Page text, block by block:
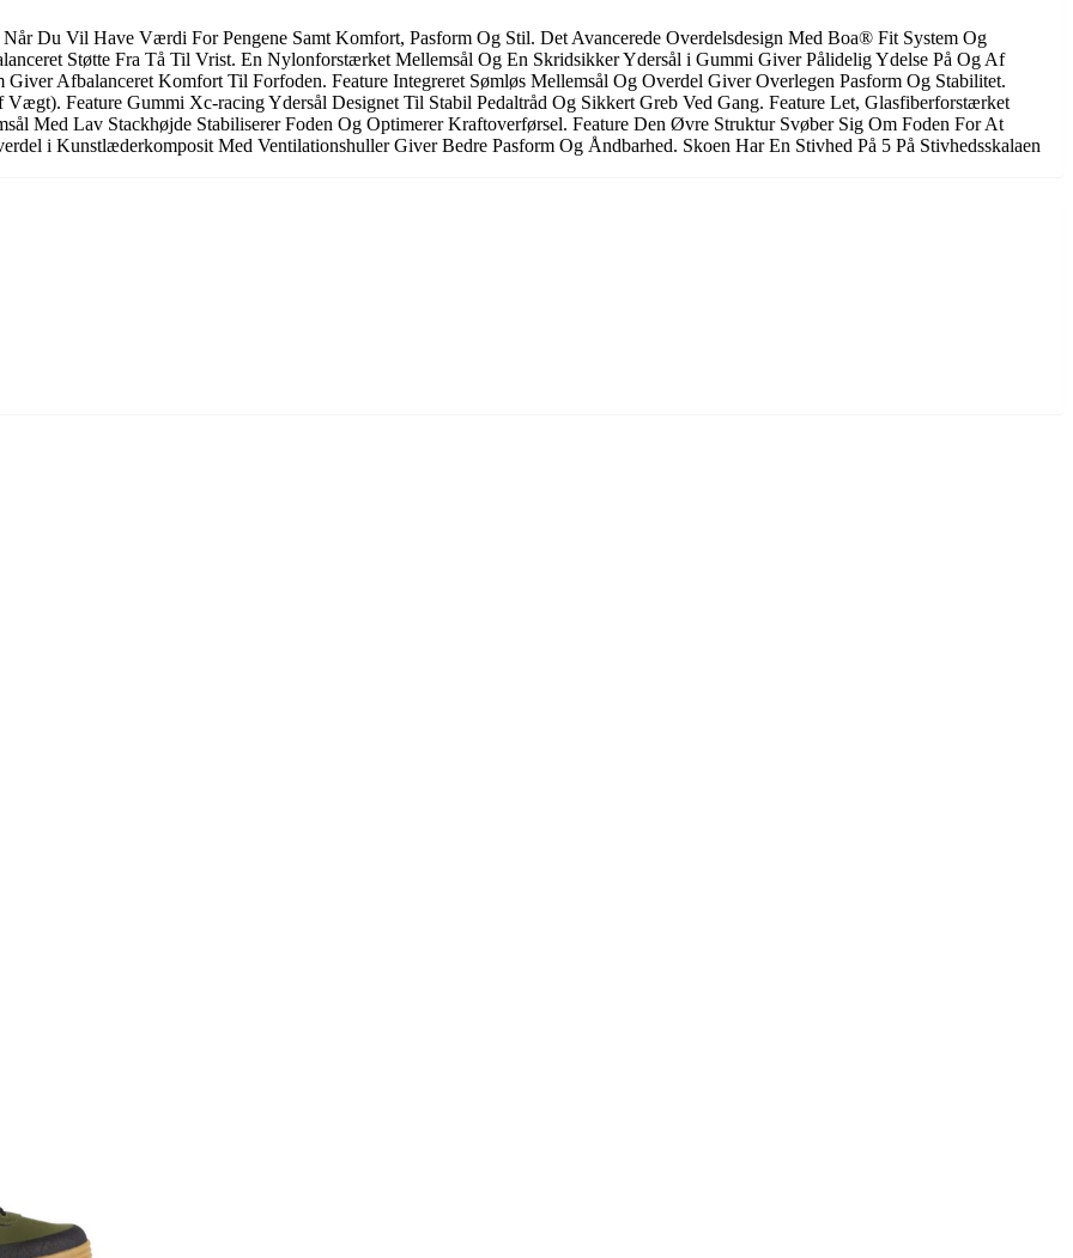
Du Vil Have Værdi For Pengene Samt Komfort, Pasform Og Stil. Det Avancerede Overdelsdesign Med Boa® Fit System Og
Støtte Fra Tå Til Vrist. En Nylonforstærket Mellemsål Og En Skridsikker Ydersål i Gummi Giver Pålidelig Ydelse På Og Af
Afbalanceret Komfort Til Forfoden. Feature Integreret Sømløs Mellemsål Og Overdel Giver Overlegen Pasform Og Stabilitet.
Feature Gummi Xc-racing Ydersål Designet Til Stabil Pedaltråd Og Sikkert Greb Ved Gang. Feature Let, Glasfiberforstærket
Med Lav Stackhøjde Stabiliserer Foden Og Optimerer Kraftoverførsel. Feature Den Øvre Struktur Svøber Sig Om Foden For At
i Kunstlæderkomposit Med Ventilationshuller Giver Bedre Pasform Og Åndbarhed. Skoen Har En Stivhed På 5 På Stivhedsskalaen